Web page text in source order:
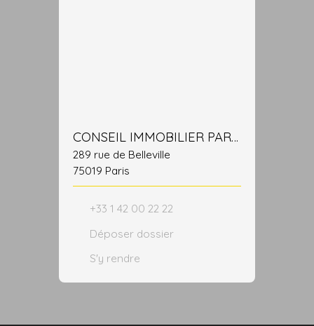
CONSEIL IMMOBILIER PARISIEN
289 rue de Belleville
75019 Paris
+33 1 42 00 22 22
Déposer dossier
S'y rendre